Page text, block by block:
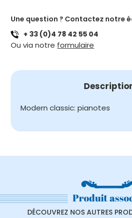
CLASSIC:
PIANOTES
Une question ? Contactez notre
+ 33 (0)4 78 42 55 04
Ou via notre formulaire
Modern classic: pianotes
Produit
DÉCOUVREZ NOS AUTRES